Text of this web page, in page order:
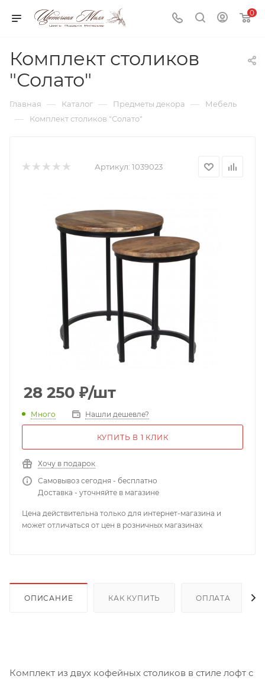
0
Комплект столиков
"Солато"
Главная — Каталог — Предметы декора — Мебель
— Комплект столиков "Солато"
Артикул: 1039023
28 250 ₽/шт
Много Нашли дешевле?
КУПИТЬ В 1 КЛИК
Хочу в подарок
Самовывоз сегодня - бесплатно
Доставка - уточняйте в магазине
Цена действительна только для интернет-магазина и
может отличаться от цен в розничных магазинах
ОПИСАНИЕ КАК КУПИТЬ ОПЛАТА
Комплект из двух кофейных столиков в стиле лофт с